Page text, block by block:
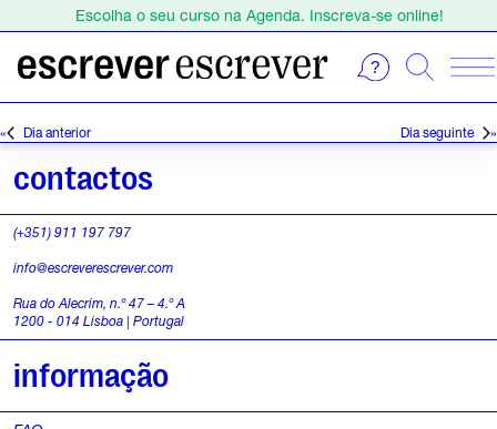
Escolha o seu curso na Agenda. Inscreva-se online!
Escolha o seu curso na Agenda. Inscreva-se online!
E
v
e
n
t
o
s
f
l
t
Dia anterior Dia seguinte
contactos
(+351) 911 197 797
info@escreverescrever.com
Rua do Alecrim, n.º 47 – 4.º A
1200 - 014 Lisboa | Portugal
informação